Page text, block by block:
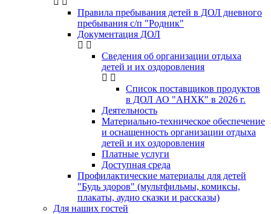
Правила пребывания детей в ДОЛ дневного
пребывания с/п "Родник"
Документация ДОЛ
Сведения об организации отдыха
детей и их оздоровления
Список поставщиков продуктов
в ДОЛ АО "АНХК" в 2026 г.
Деятельность
Материально-техническое обеспечение
и оснащенность организации отдыха
детей и их оздоровления
Платные услуги
Доступная среда
Профилактические материалы для детей
"Будь здоров" (мультфильмы, комиксы,
плакаты, аудио сказки и рассказы)
Для наших гостей